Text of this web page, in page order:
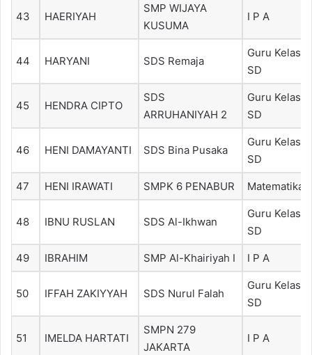
43 HAERIYAH
SMP WIJAYA
KUSUMA
I P A
44 HARYANI SDS Remaja
Guru Kelas
SD
45 HENDRA CIPTO
SDS
ARRUHANIYAH 2
Guru Kelas
SD
46 HENI DAMAYANTI SDS Bina Pusaka
Guru Kelas
SD
47 HENI IRAWATI SMPK 6 PENABUR Matematika
48 IBNU RUSLAN SDS Al-Ikhwan
Guru Kelas
SD
49 IBRAHIM SMP Al-Khairiyah I I P A
50 IFFAH ZAKIYYAH SDS Nurul Falah
Guru Kelas
SD
51 IMELDA HARTATI
SMPN 279
JAKARTA
I P A